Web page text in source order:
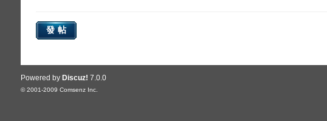
發帖
Powered by Discuz! 7.0.0
© 2001-2009 Comsenz Inc.